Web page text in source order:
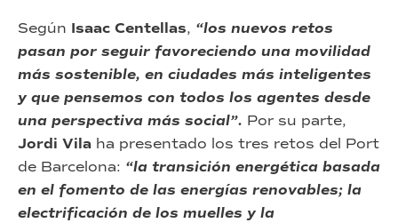
Según Isaac Centellas, “los nuevos retos
pasan por seguir favoreciendo una movilidad
más sostenible, en ciudades más inteligentes
y que pensemos con todos los agentes desde
una perspectiva más social”. Por su parte,
Jordi Vila ha presentado los tres retos del Port
de Barcelona: “la transición energética basada
en el fomento de las energías renovables; la
electrificación de los muelles y la